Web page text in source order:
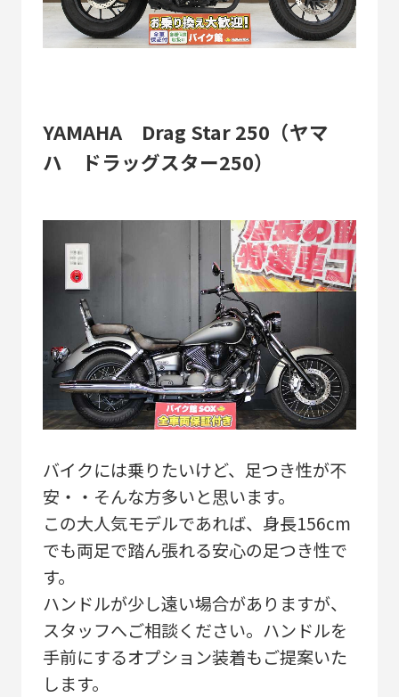
YAMAHA Drag Star 250（ヤマ
ハ ドラッグスター250）
バイクには乗りたいけど、足つき性が不
安・・そんな方多いと思います。
この大人気モデルであれば、身長156cm
でも両足で踏ん張れる安心の足つき性で
す。
ハンドルが少し遠い場合がありますが、
スタッフへご相談ください。ハンドルを
手前にするオプション装着もご提案いた
します。